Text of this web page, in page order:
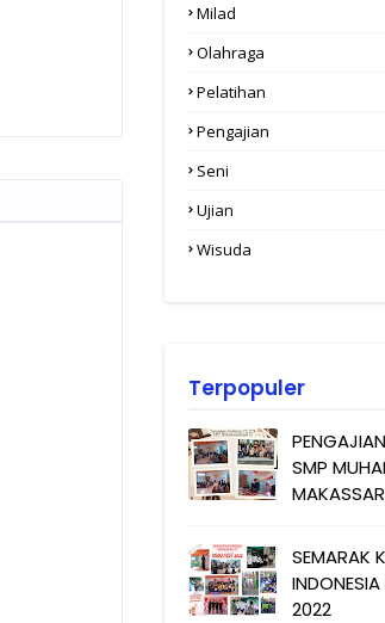
Milad
Olahraga
Pelatihan
Pengajian
Seni
Ujian
Wisuda
Terpopuler
SMP
MAKASSAR
SEMARAK
2022